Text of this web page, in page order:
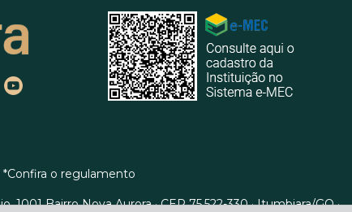
*Confira o regulamento
1001 Bairro Nova Aurora · CEP 75.522-330 · Itumbiara/GO ·